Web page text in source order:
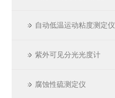
自动低温运动粘度测定仪
紫外可见分光光度计
腐蚀性硫测定仪